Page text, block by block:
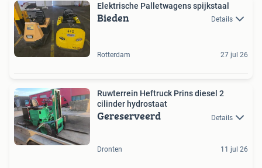
Elektrische Palletwagens spijkstaal
Bieden Details
Rotterdam 27 jul 26
Ruwterrein Heftruck Prins diesel 2
cilinder hydrostaat
Gereserveerd Details
Dronten 11 jul 26